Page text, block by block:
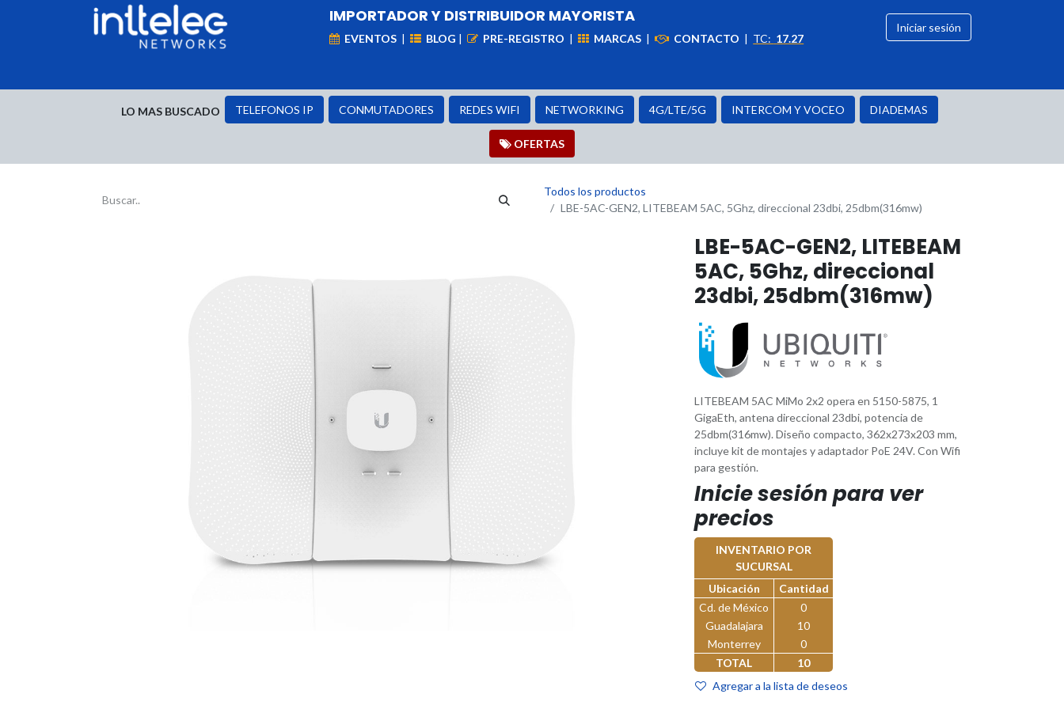
IMPORTADOR Y DISTRIBUIDOR MAYORISTA
EVENTOS | BLOG | PRE-REGISTRO | MARCAS | CONTACTO | TC: 17.27
Iniciar sesión
LO MAS BUSCADO TELEFONOS IP CONMUTADORES REDES WIFI NETWORKING 4G/LTE/5G INTERCOM Y VOCEO DIADEMAS
OFER​​​​TAS
Todos los productos
LBE-5AC-GEN2, LITEBEAM 5AC, 5Ghz, direccional 23dbi, 25dbm(316mw)
LBE-5AC-GEN2, LITEBEAM
5AC, 5Ghz, direccional
23dbi, 25dbm(316mw)
LITEBEAM 5AC MiMo 2x2 opera en 5150-5875, 1
GigaEth, antena direccional 23dbi, potencia de
25dbm(316mw). Diseño compacto, 362x273x203 mm,
incluye kit de montajes y adaptador PoE 24V. Con Wifi
para gestión.
Inicie sesión para ver
precios
INVENTARIO POR
SUCURSAL
Ubicación
Cantidad
Cd. de México
0
Guadalajara
10
Monterrey
0
TOTAL
10
Agregar a la lista de deseos